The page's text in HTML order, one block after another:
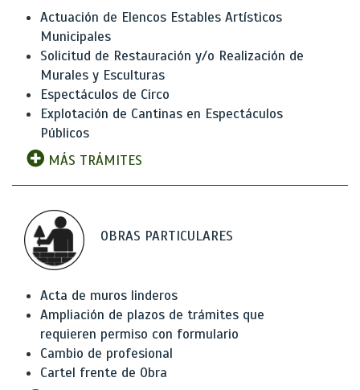
Actuación de Elencos Estables Artísticos
Municipales
Solicitud de Restauración y/o Realización de
Murales y Esculturas
Espectáculos de Circo
Explotación de Cantinas en Espectáculos
Públicos
MÁS TRÁMITES
OBRAS PARTICULARES
Acta de muros linderos
Ampliación de plazos de trámites que
requieren permiso con formulario
Cambio de profesional
Cartel frente de Obra